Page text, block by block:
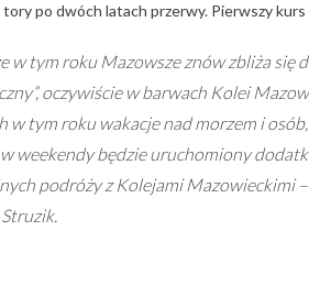
tory po dwóch latach przerwy. Pierwszy
w tym roku Mazowsze znów zbliża
oczywiście w barwach Kolei
w tym roku wakacje nad morzem i
weekendy będzie uruchomiony
podróży z Kolejami Mazowieckimi